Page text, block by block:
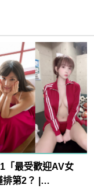
「最受歡迎AV女
第2？ |